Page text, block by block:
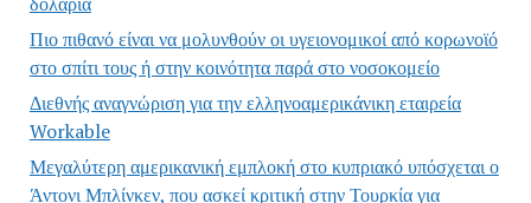
Πιο πιθανό είναι να μολυνθούν οι υγειονομικοί από κορωνοϊό
στο σπίτι τους ή στην κοινότητα παρά στο νοσοκομείο
Διεθνής αναγνώριση για την ελληνοαμερικάνικη εταιρεία
Workable
Μεγαλύτερη αμερικανική εμπλοκή στο κυπριακό υπόσχεται ο
Άντονι Μπλίνκεν, που ασκεί κριτική στην Τουρκία για